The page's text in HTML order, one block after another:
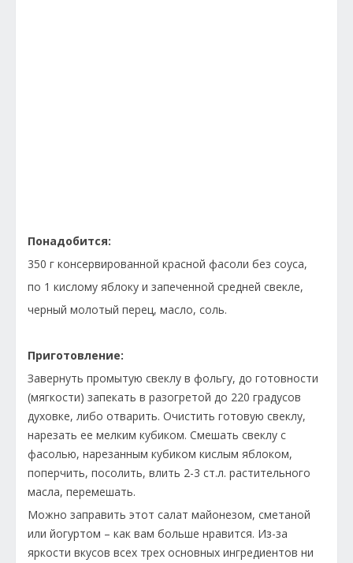
Понадобится:
350 г консервированной красной фасоли без соуса,
по 1 кислому яблоку и запеченной средней свекле,
черный молотый перец, масло, соль.
Приготовление:
Завернуть промытую свеклу в фольгу, до готовности
(мягкости) запекать в разогретой до 220 градусов
духовке, либо отварить. Очистить готовую свеклу,
нарезать ее мелким кубиком. Смешать свеклу с
фасолью, нарезанным кубиком кислым яблоком,
поперчить, посолить, влить 2-3 ст.л. растительного
масла, перемешать.
Можно заправить этот салат майонезом, сметаной
или йогуртом – как вам больше нравится. Из-за
яркости вкусов всех трех основных ингредиентов ни